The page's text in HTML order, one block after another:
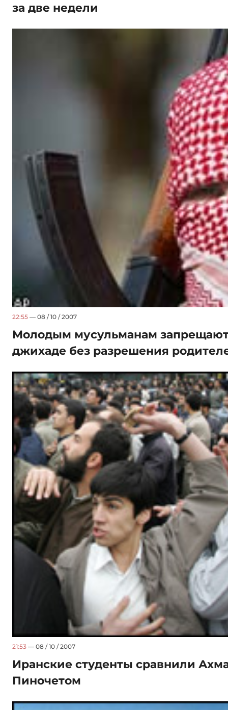
за две недели
22:55 — 08 / 10 / 2007
Молодым мусульманам запрещают
джихаде без разрешения
21:53 — 08 / 10 / 2007
Иранские студенты сравнили
Пиночетом